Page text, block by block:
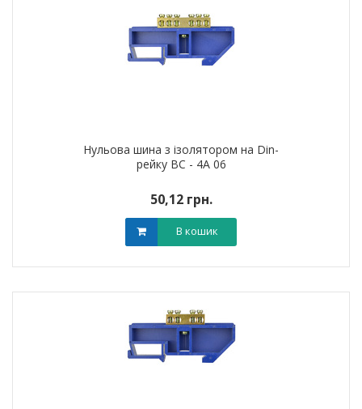
Нульова шина з ізолятором на Din-
рейку ВС - 4А 06
50,12 грн.
В кошик